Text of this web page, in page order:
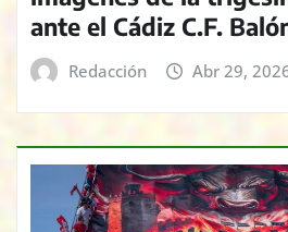
ante el Cádiz C.F.
Redacción Abr 29,